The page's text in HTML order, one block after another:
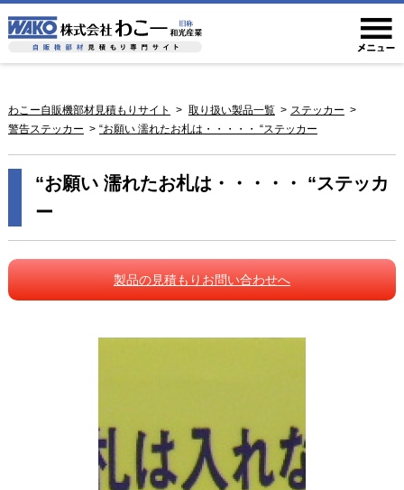
わこー自販機部材見積もりサイト 取り扱い製品一覧
ステッカー
警告ステッカー
“お願い 濡れたお札は・・・・・ “ステッカー
“お願い 濡れたお札は・・・・・ “ステッカ
ー
製品の見積もりお問い合わせへ